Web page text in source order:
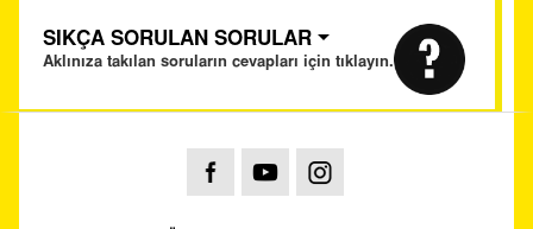
SIKÇA SORULAN SORULAR
Aklınıza takılan soruların cevapları için tıklayın.